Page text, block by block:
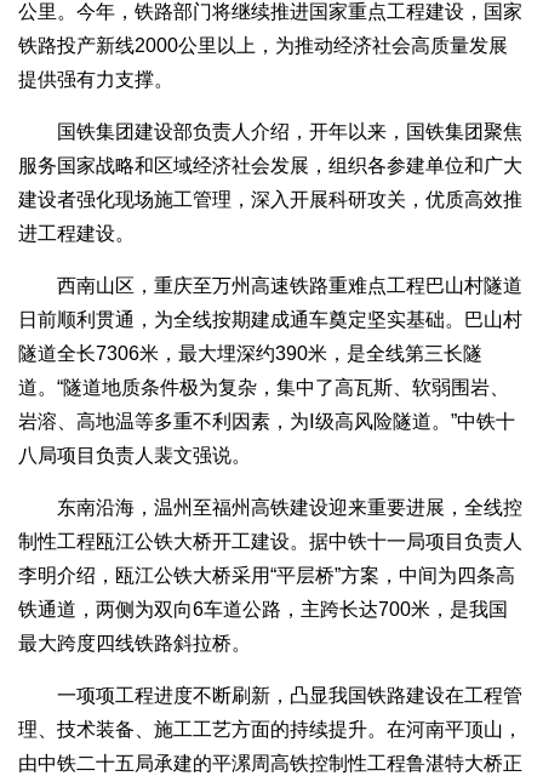
公里。今年，铁路部门将继续推进国家重点工程建设，国家
铁路投产新线2000公里以上，为推动经济社会高质量发展
提供强有力支撑。
国铁集团建设部负责人介绍，开年以来，国铁集团聚焦
服务国家战略和区域经济社会发展，组织各参建单位和广大
建设者强化现场施工管理，深入开展科研攻关，优质高效推
进工程建设。
西南山区，重庆至万州高速铁路重难点工程巴山村隧道
日前顺利贯通，为全线按期建成通车奠定坚实基础。巴山村
隧道全长7306米，最大埋深约390米，是全线第三长隧
道。“隧道地质条件极为复杂，集中了高瓦斯、软弱围岩、
岩溶、高地温等多重不利因素，为Ⅰ级高风险隧道。”中铁十
八局项目负责人裴文强说。
东南沿海，温州至福州高铁建设迎来重要进展，全线控
制性工程瓯江公铁大桥开工建设。据中铁十一局项目负责人
李明介绍，瓯江公铁大桥采用“平层桥”方案，中间为四条高
铁通道，两侧为双向6车道公路，主跨长达700米，是我国
最大跨度四线铁路斜拉桥。
一项项工程进度不断刷新，凸显我国铁路建设在工程管
理、技术装备、施工工艺方面的持续提升。在河南平顶山，
由中铁二十五局承建的平漯周高铁控制性工程鲁湛特大桥正